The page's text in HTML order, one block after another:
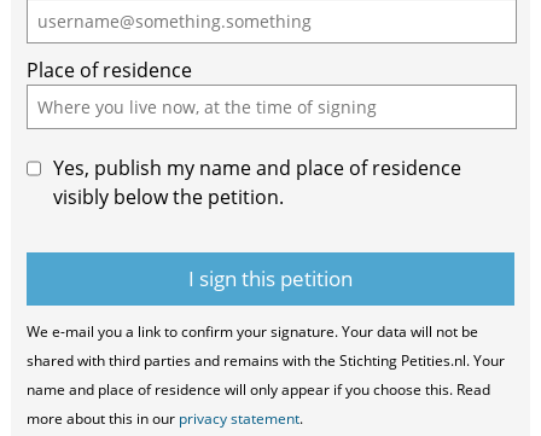
Place of residence
Yes, publish my name and place of residence
visibly below the petition.
We e-mail you a link to confirm your signature. Your data will not be
shared with third parties and remains with the Stichting Petities.nl. Your
name and place of residence will only appear if you choose this. Read
more about this in our privacy statement.